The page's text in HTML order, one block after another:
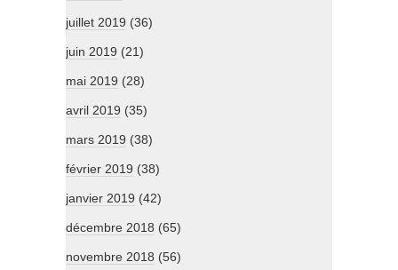
juillet 2019 (36)
juin 2019 (21)
mai 2019 (28)
avril 2019 (35)
mars 2019 (38)
février 2019 (38)
janvier 2019 (42)
décembre 2018 (65)
novembre 2018 (56)